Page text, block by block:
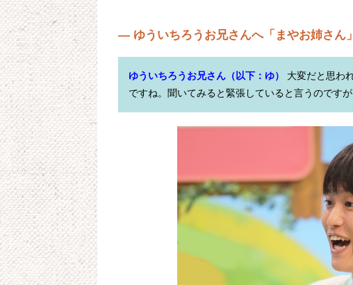
— ゆういちろうお兄さんへ「まやお姉さん
ゆういちろうお兄さん（以下：ゆ）
大変だと思わ
ですね。聞いてみると緊張していると言うのです